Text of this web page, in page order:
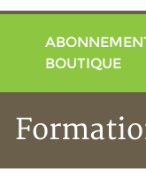
BOUTIQUE